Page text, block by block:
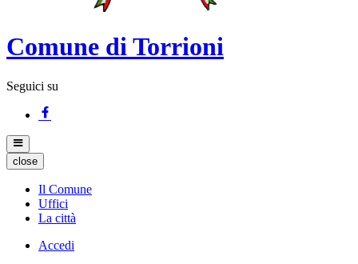
Comune di Torrioni
Seguici su
close
Il Comune
Uffici
La città
Accedi